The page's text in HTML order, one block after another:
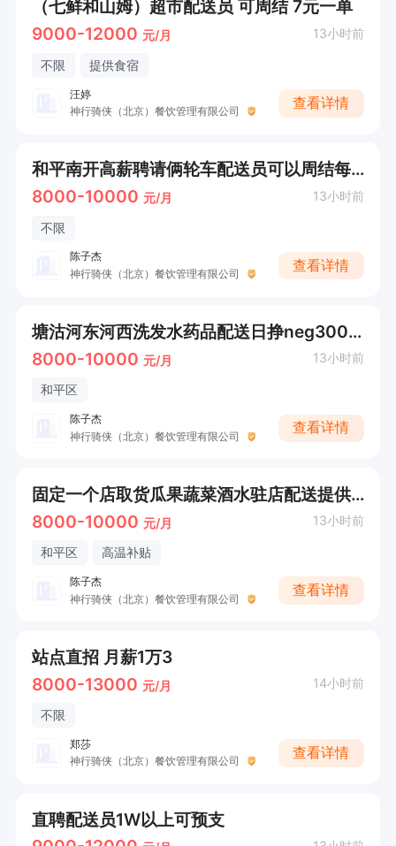
（七鲜和山姆）超市配送员 可周结 7元一单
9000-12000 元/月 13小时前
不限 提供食宿
汪婷
神行骑侠（北京）餐饮管理有限公司
查看详情
和平南开高薪聘请俩轮车配送员可以周结每天300-400收入
8000-10000 元/月 13小时前
不限
陈子杰
神行骑侠（北京）餐饮管理有限公司
查看详情
塘沽河东河西洗发水药品配送日挣neg300，时间自由，可以周结
8000-10000 元/月 13小时前
和平区
陈子杰
神行骑侠（北京）餐饮管理有限公司
查看详情
固定一个店取货瓜果蔬菜酒水驻店配送提供车住每天300-400收入
8000-10000 元/月 13小时前
和平区 高温补贴
陈子杰
神行骑侠（北京）餐饮管理有限公司
查看详情
站点直招 月薪1万3
8000-13000 元/月 14小时前
不限
郑莎
神行骑侠（北京）餐饮管理有限公司
查看详情
直聘配送员1W以上可预支